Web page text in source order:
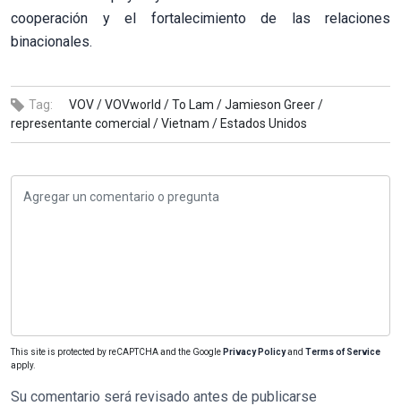
cooperación y el fortalecimiento de las relaciones
binacionales.
Tag: VOV /VOVworld /To Lam /Jamieson Greer /
representante comercial /Vietnam / Estados Unidos
This site is protected by reCAPTCHA and the Google Privacy Policyand Terms of Service
apply.
Su comentario será revisado antes de publicarse